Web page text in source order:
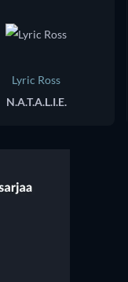
Lyric Ross
N.A.T.A.L.I.E.